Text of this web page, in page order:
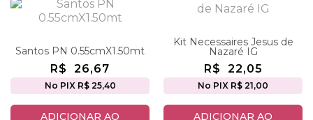
Santos PN 0.55cmX1.50mt
R$ 26,67
No PIX R$ 25,40
ADICIONAR AO
Kit Necessaires Jesus de
Nazaré IG
R$ 22,05
No PIX R$ 21,00
ADICIONAR AO